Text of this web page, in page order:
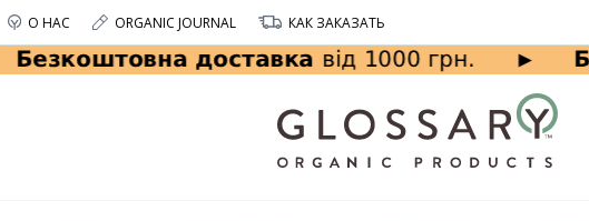
О НАС ORGANIC JOURNAL КАК ЗАКАЗАТЬ